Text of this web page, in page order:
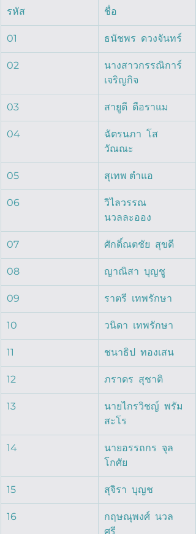
รหัส ชื่อ
01 ธนัชพร  ดวงจันทร์
02
นางสาวกรรณิการ์
เจริญกิจ
03 สายูดี  ดือราแม
04
ฉัตรนภา  โส
วัณณะ
05 สุเทพ ตำแอ
06
วิไลวรรณ
นวลละออง
07 ศักดิ์ณตชัย  สุขดี
08 ญาณิสา  บุญชู
09 ราตรี  เทพรักษา
10 วนิดา  เทพรักษา
11 ชนาธิป  ทองเสน
12 ภราดร  สุชาติ
13
นายไกรวิชญ์  พรัม
สะโร
14
นายอรรถกร  จุล
โกศัย
15 สุจิรา  บุญช
16
กฤษณุพงศ์  นวล
ศรี